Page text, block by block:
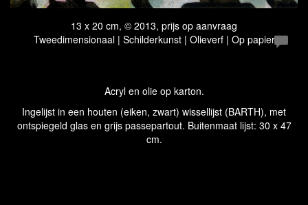
13 x 20 cm, © 2013, prijs op aanvraag
Tweedimensionaal | Schilderkunst | Olieverf | Op papier
Acryl en olie op karton.
Ingelijst in een houten (eiken, zwart) wissellijst (BARTH), met
ontspiegeld glas en grijs passepartout. Buitenmaat lijst: 30 x 47
cm.